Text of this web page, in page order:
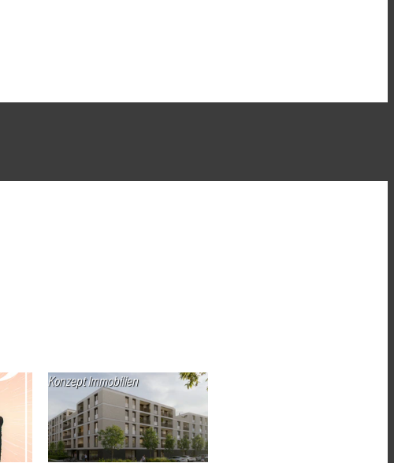
Konzept Immobilien